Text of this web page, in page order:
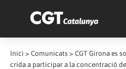
Inici > Comunicats > CGT Girona es
crida a participar a la concentració